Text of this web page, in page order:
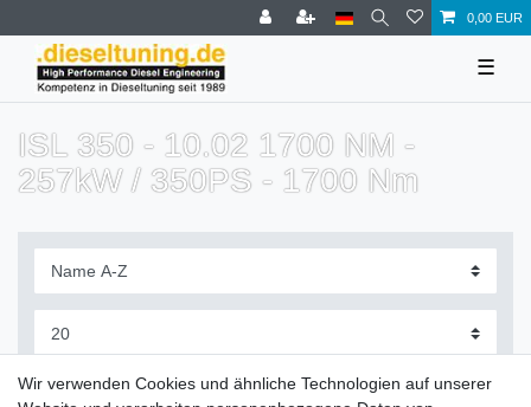
0,00 EUR
☰
ISL 350 - 10.02 1700 NM -
257kW / 350PS - 1700 Nm
Filter
Wir verwenden Cookies und ähnliche Technologien auf unserer